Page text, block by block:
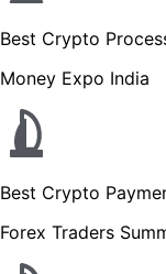
Best Crypto
Money Expo India
Best Crypto
Forex Traders